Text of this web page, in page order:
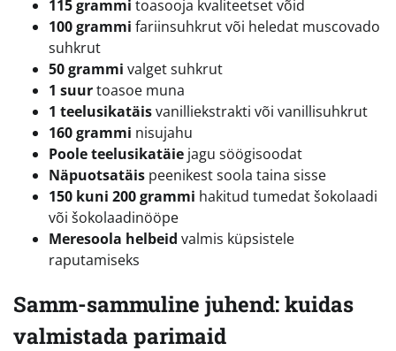
115 grammi toasooja kvaliteetset võid
100 grammi fariinsuhkrut või heledat muscovado
suhkrut
50 grammi valget suhkrut
1 suurtoasoe muna
1 teelusikatäisvanilliekstrakti või vanillisuhkrut
160 grammi nisujahu
Poole teelusikatäie jagu söögisoodat
Näpuotsatäis peenikest soola taina sisse
150 kuni 200 grammi hakitud tumedat šokolaadi
või šokolaadinööpe
Meresoola helbeid valmis küpsistele
raputamiseks
Samm-sammuline juhend: kuidas
valmistada parimaid